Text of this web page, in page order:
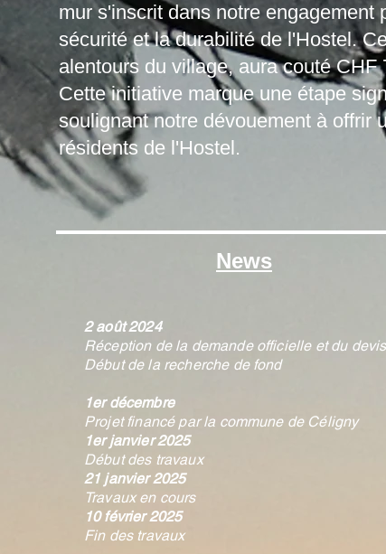
mur s'inscrit dans notre
sécurité et la durabilité de l'Hostel.
alentours du village, aura couté
Cette initiative marque une étape
soulignant notre dévouement à offrir
résidents de l'Hostel.
News
2 août 2024
Réception de la demande officielle et du devis
Début de la recherche de fond
1er décembre
Projet financé par la commune de Céligny​
1er janvier 2025
Début des travaux
21 janvier 2025
Travaux en cours
10 février 2025
Fin des travaux